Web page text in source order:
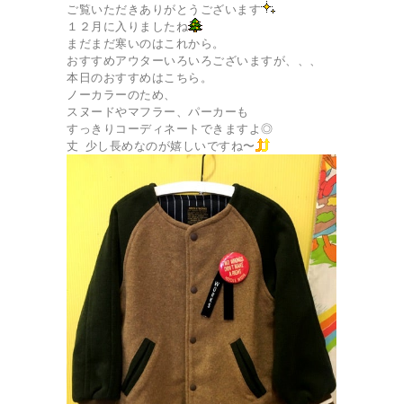
ご覧いただきありがとうございます
１２月に入りましたね
まだまだ寒いのはこれから。
おすすめアウターいろいろございますが、、、
本日のおすすめはこちら。
ノーカラーのため、
スヌードやマフラー、パーカーも
すっきりコーディネートできますよ◎
丈 少し長めなのが嬉しいですね〜